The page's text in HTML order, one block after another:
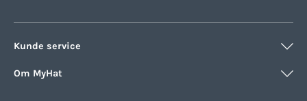
Kunde service
Om MyHat